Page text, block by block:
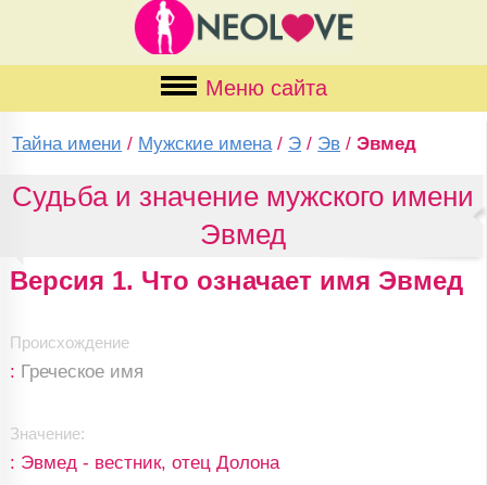
Меню сайта
Тайна имени / Мужские имена / Э / Эв /Эвмед
Судьба и значение мужского имени
Эвмед
Версия 1. Что означает имя Эвмед
Происхождение
: Греческое имя
Значение:
: Эвмед - вестник, отец Долона